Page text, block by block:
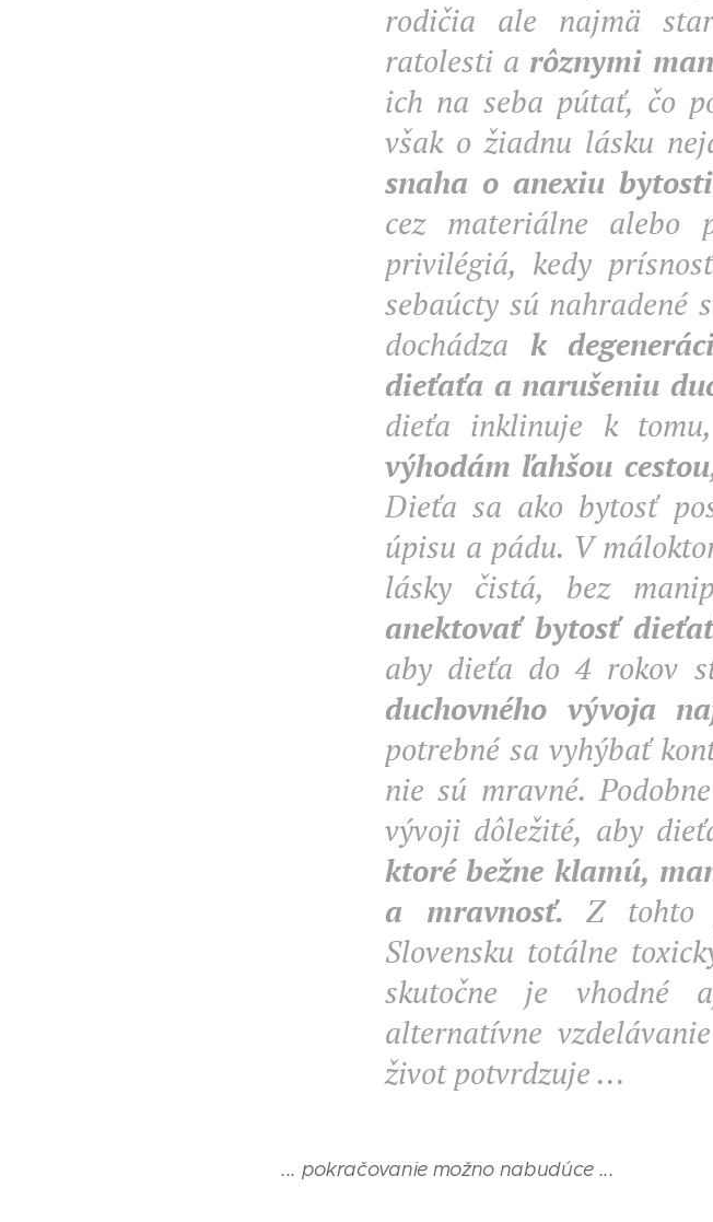
rodičia ale najmä
ratolesti a rôznymi
ich na seba pútať, čo
však o žiadnu lásku
snaha o anexiu
cez materiálne alebo
privilégiá, kedy
sebaúcty sú nahradené
dochádza k
dieťaťa a narušeniu
dieťa inklinuje k
výhodám ľahšou
Dieťa sa ako bytosť
úpisu a pádu. V
lásky čistá, bez
anektovať bytosť
aby dieťa do 4 rokov
duchovného vývoja
potrebné sa vyhýbať
nie sú mravné.
vývoji dôležité, aby
ktoré bežne klamú,
a mravnosť. Z tohto
Slovensku totálne
skutočne je vhodné
alternatívne
život potvrdzuje ...
... pokračovanie možno nabudúce ...